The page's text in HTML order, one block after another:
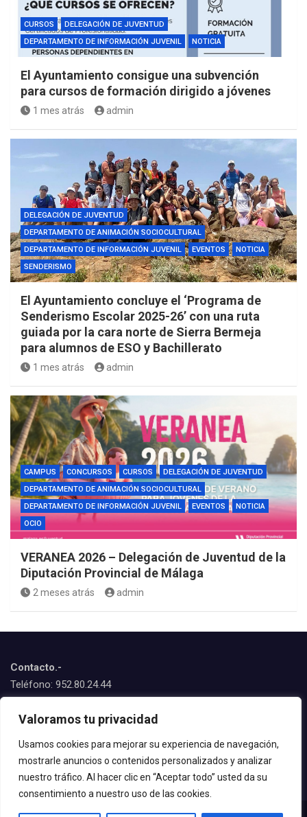
Valoramos tu privacidad
Usamos cookies para mejorar su experiencia de navegación,
mostrarle anuncios o contenidos personalizados y analizar
nuestro tráfico. Al hacer clic en “Aceptar todo” usted da su
consentimiento a nuestro uso de las cookies.
CURSOS
DELEGACIÓN DE JUVENTUD
DEPARTAMENTO DE INFORMACIÓN JUVENIL
NOTICIA
El Ayuntamiento consigue una subvención
para cursos de formación dirigido a jóvenes
1 mes atrás admin
DELEGACIÓN DE JUVENTUD
DEPARTAMENTO DE ANIMACIÓN SOCIOCULTURAL
DEPARTAMENTO DE INFORMACIÓN JUVENIL
EVENTOS
NOTICIA
SENDERISMO
El Ayuntamiento concluye el ‘Programa de
Senderismo Escolar 2025-26’ con una ruta
guiada por la cara norte de Sierra Bermeja
para alumnos de ESO y Bachillerato
1 mes atrás admin
CAMPUS CONCURSOS CURSOS
DELEGACIÓN DE JUVENTUD
DEPARTAMENTO DE ANIMACIÓN SOCIOCULTURAL
DEPARTAMENTO DE INFORMACIÓN JUVENIL
EVENTOS
NOTICIA
OCIO
VERANEA 2026 – Delegación de Juventud de la
Diputación Provincial de Málaga
2 meses atrás admin
Contacto.-
Teléfono: 952.80.24.44
juventud@estepona.es
© 2020 Delegación de Juventud